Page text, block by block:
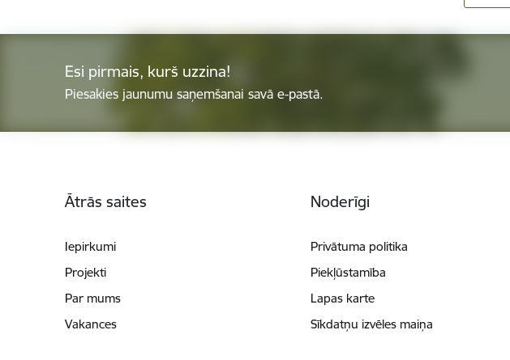
Esi pirmais, kurš uzzina!
Piesakies jaunumu saņemšanai savā e-pastā.
Ātrās saites
Iepirkumi
Projekti
Par mums
Vakances
Noderīgi
Privātuma politika
Piekļūstamība
Lapas karte
Sīkdatņu izvēles maiņa